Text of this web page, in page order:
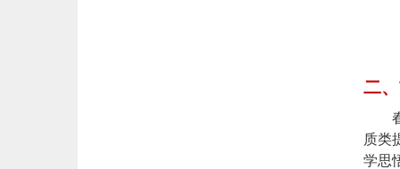
二
春
质类
学思